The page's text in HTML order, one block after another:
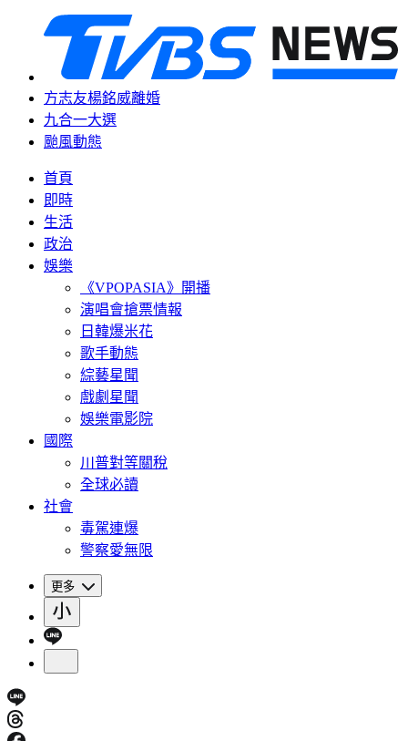
方志友楊銘威離婚
九合一大選
颱風動態
首頁
即時
生活
政治
娛樂
《VPOPASIA》開播
演唱會搶票情報
日韓爆米花
歌手動態
綜藝星聞
戲劇星聞
娛樂電影院
國際
川普對等關稅
全球必讀
社會
毒駕連爆
警察愛無限
更多